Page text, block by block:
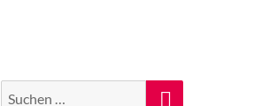
Suche
Suchen